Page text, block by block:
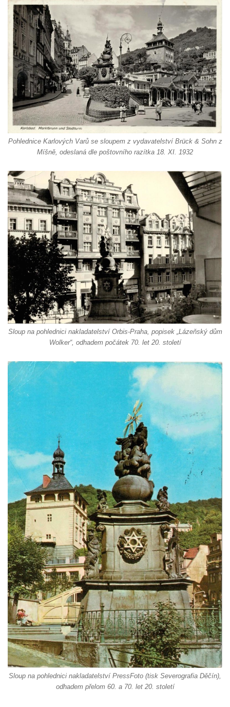
Sloup s krucifixem u kostela svatého
Vavřince v Teplicích nad Metují
Selendrův sloup před klášterem
benediktýnů v Polici nad Metují
Sloup Panny Marie Bolestné v Polici nad
Metují
Sloup svaté Barbory v zámecké zahradě v
Teplicích
Sloup Nejsvětější Trojice před zámkem v
Cítolibech
náměstí v Cítolibech
Torzo sloupu svatého Josefa na návsi ve
Strupčicích (dnes kříž)
Sloup se sochou Piety v Kostelní ulici ve
Strupčicích
Sloup Panny Marie u kaple v Brníkově
Socha svatého Prokopa na návsi v
Ředhošti
Sloup se sochou Piety na Mírovém náměstí
v Postoloprtech
Sloup svatého Václava u hřbitova v
Postoloprtech
Sloup s kaplicí (boží muka) v Jablonném v
Podještědí – Markvarticích u Palmeho
Sloup Panny Marie v zámecké zahradě v
Sloup Nejsvětější Trojice se svatým
Františkem Xaverským v zámeckém parku v
Duchcově
Sloup svatého Vavřince u náměstí Jiřího z
Poděbrad v Duchcově
Sloup Nejsvětější Trojice na Krakonošově
náměstí v Trutnově
Sloup Panny Marie na Dolním náměstí v
Olomouci
Sloup Panny Marie na Masarykově náměstí
ve Vyškově
Sloup Panny Marie na Masarykově náměstí
v Hodoníně
Sloup svatého Františka Xaverského v
Krupce
Sloup svatého Václava u kostela svatých
Sloup svatého Isidora u hřbitova Šlapanice
Pohlednice Karlových Varů se sloupem z vydavatelství Brück & Sohn z
Míšně, odeslaná dle poštovního razítka 18. XI. 1932
Sloup na pohlednici nakladatelství Orbis-Praha, popisek „Lázeňský dům
Wolker“, odhadem počátek 70. let 20. století
Sloup na pohlednici nakladatelství PressFoto (tisk Severografia Děčín),
odhadem přelom 60. a 70. let 20. století